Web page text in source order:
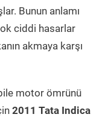
Bunun anlamı
ciddi hasarlar
akmaya karşı
motor ömrünü
2011 Tata Indica